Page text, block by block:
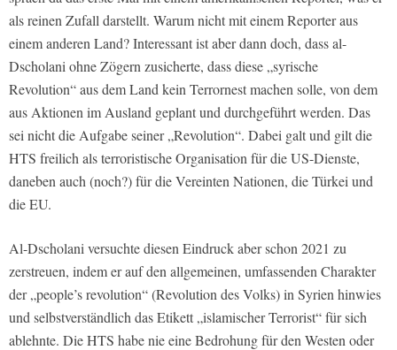
als reinen Zufall darstellt. Warum nicht mit einem Reporter aus
einem anderen Land? Interessant ist aber dann doch, dass al-
Dscholani ohne Zögern zusicherte, dass diese „syrische
Revolution“ aus dem Land kein Terrornest machen solle, von dem
aus Aktionen im Ausland geplant und durchgeführt werden. Das
sei nicht die Aufgabe seiner „Revolution“. Dabei galt und gilt die
HTS freilich als terroristische Organisation für die US-Dienste,
daneben auch (noch?) für die Vereinten Nationen, die Türkei und
die EU.
Al-Dscholani versuchte diesen Eindruck aber schon 2021 zu
zerstreuen, indem er auf den allgemeinen, umfassenden Charakter
der „people’s revolution“ (Revolution des Volks) in Syrien hinwies
und selbstverständlich das Etikett „islamischer Terrorist“ für sich
ablehnte. Die HTS habe nie eine Bedrohung für den Westen oder